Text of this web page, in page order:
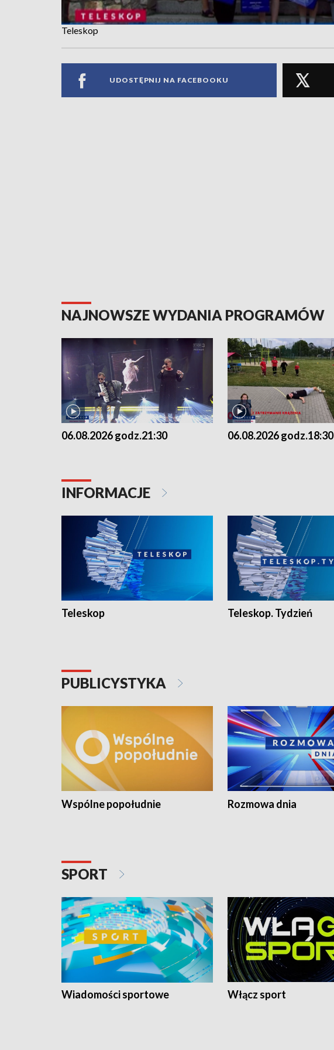
Teleskop
UDOSTĘPNIJ NA FACEBOOKU
NAJNOWSZE WYDANIA PROGRAMÓW
06.08.2026 godz.21:30 06.08.2026 godz.18:30
INFORMACJE
Teleskop Teleskop. Tydzień
PUBLICYSTYKA
Wspólne popołudnie Rozmowa dnia
SPORT
Wiadomości sportowe Włącz sport